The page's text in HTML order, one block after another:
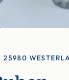
25980